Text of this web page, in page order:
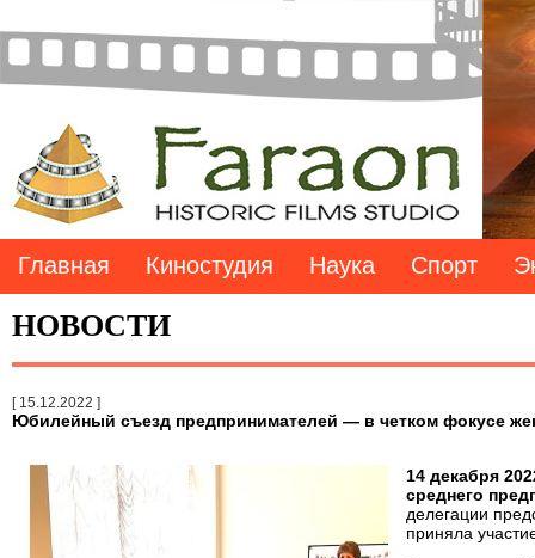
Главная Киностудия Наука Спорт
НОВОСТИ
[ 15.12.2022 ]
Юбилейный съезд предпринимателей — в четком фокусе
14 декабря
среднего
делегации
приняла